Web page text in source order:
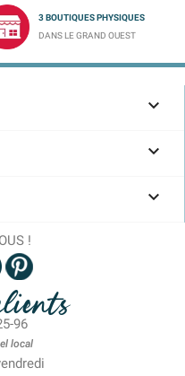
3 BOUTIQUES PHYSIQUES
DANS LE GRAND OUEST



!
96
local